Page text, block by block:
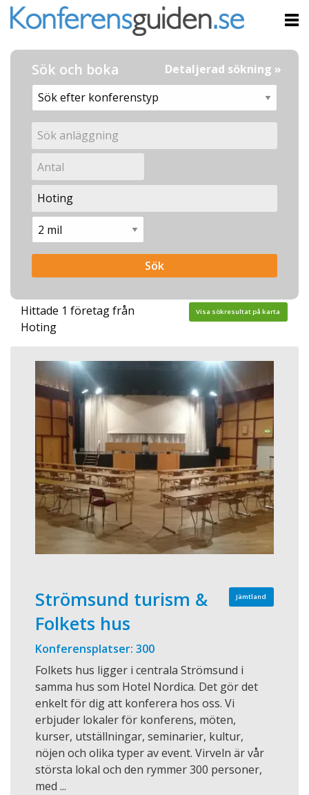
Sök och boka Detaljerad sökning »
Hittade 1 företag från
Hoting
Visa sökresultat på karta
Jämtland
Strömsund turism &
Folkets hus
Konferensplatser: 300
Folkets hus ligger i centrala Strömsund i
samma hus som Hotel Nordica. Det gör det
enkelt för dig att konferera hos oss. Vi
erbjuder lokaler för konferens, möten,
kurser, utställningar, seminarier, kultur,
nöjen och olika typer av event. Virveln är vår
största lokal och den rymmer 300 personer,
med ...